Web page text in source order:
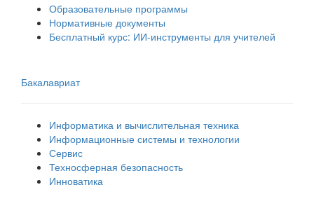
Образовательные программы
Нормативные документы
Бесплатный курс: ИИ‑инструменты для учителей
Бакалавриат
Информатика и вычислительная техника
Информационные системы и технологии
Сервис
Техносферная безопасность
Инноватика